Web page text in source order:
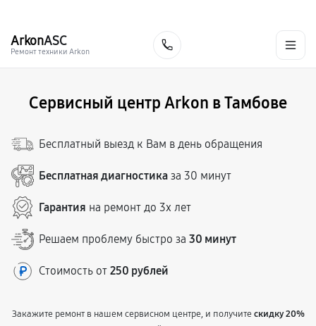
ArkonASC
Ремонт техники Arkon
Сервисный центр Arkon в Тамбове
Бесплатный выезд к Вам в день обращения
Бесплатная диагностика за 30 минут
Гарантия на ремонт до 3х лет
Решаем проблему быстро за 30 минут
Стоимость от 250 рублей
Закажите ремонт в нашем сервисном центре, и получитескидку 20%